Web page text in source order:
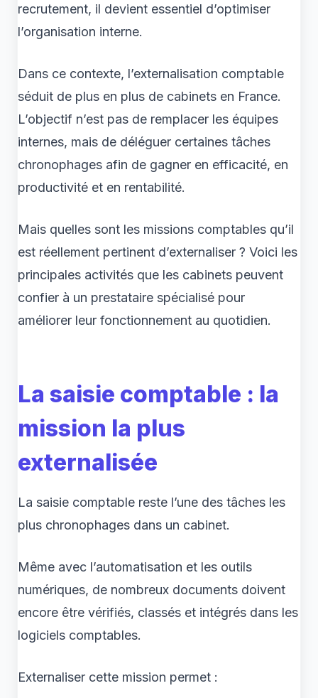
recrutement, il devient essentiel d’optimiser
l’organisation interne.
Dans ce contexte, l’externalisation comptable
séduit de plus en plus de cabinets en France.
L’objectif n’est pas de remplacer les équipes
internes, mais de déléguer certaines tâches
chronophages afin de gagner en efficacité, en
productivité et en rentabilité.
Mais quelles sont les missions comptables qu’il
est réellement pertinent d’externaliser ? Voici les
principales activités que les cabinets peuvent
confier à un prestataire spécialisé pour
améliorer leur fonctionnement au quotidien.
La saisie comptable : la
mission la plus
externalisée
La saisie comptable reste l’une des tâches les
plus chronophages dans un cabinet.
Même avec l’automatisation et les outils
numériques, de nombreux documents doivent
encore être vérifiés, classés et intégrés dans les
logiciels comptables.
Externaliser cette mission permet :